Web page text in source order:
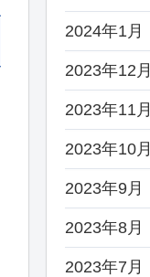
2024年1月
2023年12月
2023年11月
2023年10月
2023年9月
2023年8月
2023年7月